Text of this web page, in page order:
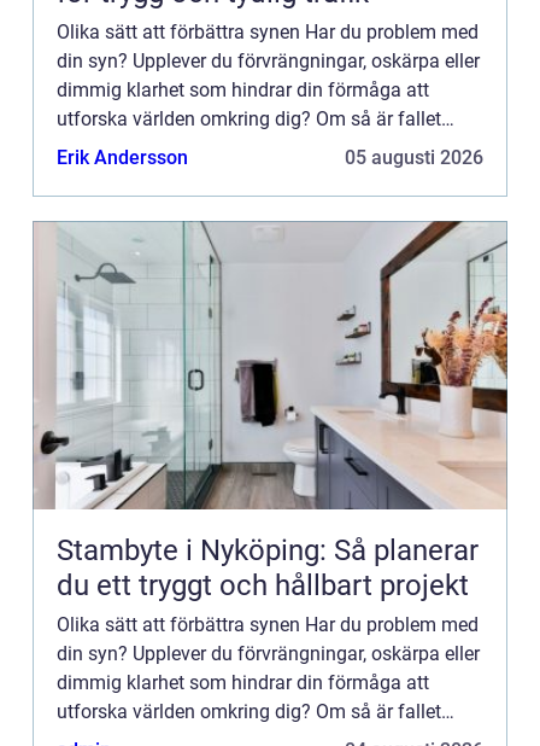
Olika sätt att förbättra synen Har du problem med
din syn? Upplever du förvrängningar, oskärpa eller
dimmig klarhet som hindrar din förmåga att
utforska världen omkring dig? Om så är fallet
&au...
Erik Andersson 05 augusti 2026
Stambyte i Nyköping: Så planerar
du ett tryggt och hållbart projekt
Olika sätt att förbättra synen Har du problem med
din syn? Upplever du förvrängningar, oskärpa eller
dimmig klarhet som hindrar din förmåga att
utforska världen omkring dig? Om så är fallet
&au...